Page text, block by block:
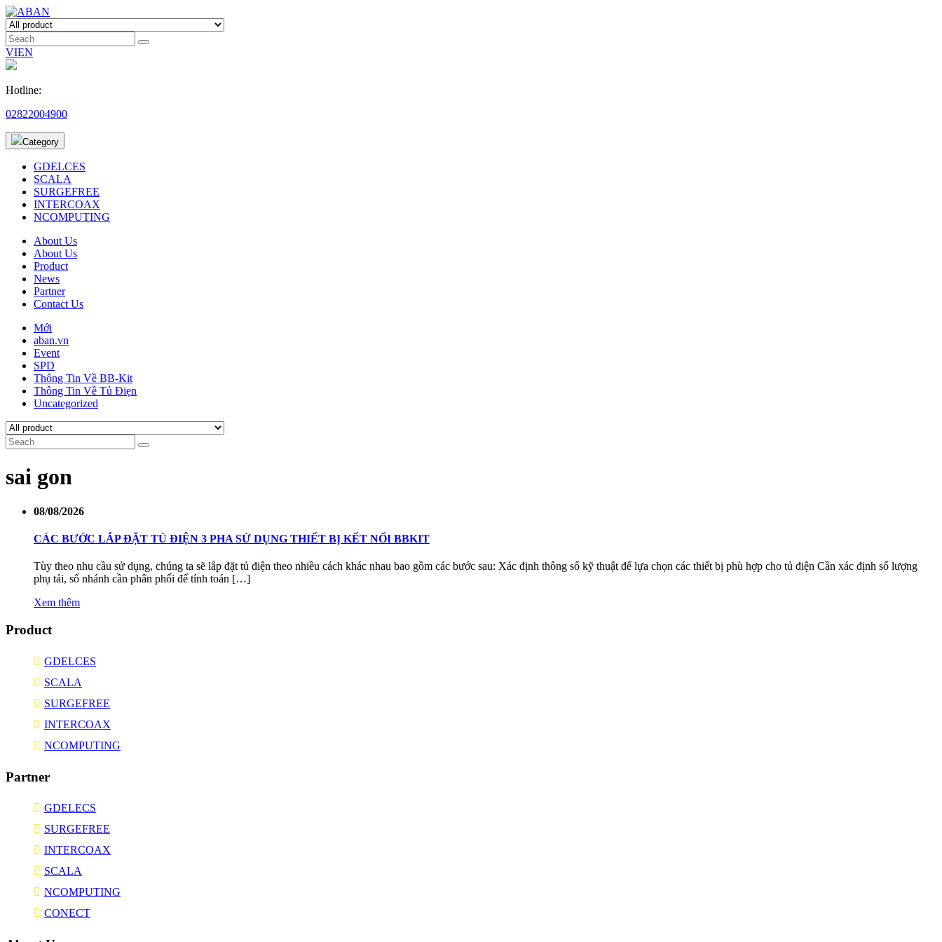
VIEN
Hotline:
02822004900
Category
GDELCES
SCALA
SURGEFREE
INTERCOAX
NCOMPUTING
About Us
About Us
Product
News
Partner
Contact Us
Mới
aban.vn
Event
SPD
Thông Tin Về BB-Kit
Thông Tin Về Tủ Điẹn
Uncategorized
sai gon
08/08/2026
CÁC BƯỚC LẮP ĐẶT TỦ ĐIỆN 3 PHA SỬ DỤNG THIẾT BỊ KẾT NỐI BBKIT
Tùy theo nhu cầu sử dụng, chúng ta sẽ lắp đặt tủ điện theo nhiều cách khác nhau bao gồm các bước sau: Xác định thông số kỹ thuật để lựa chọn các thiết bị phù hợp cho tủ điện Cần xác định số lượng
phụ tải, số nhánh cần phân phối để tính toán […]
Xem thêm
Product
GDELCES
SCALA
SURGEFREE
INTERCOAX
NCOMPUTING
Partner
GDELECS
SURGEFREE
INTERCOAX
SCALA
NCOMPUTING
CONECT